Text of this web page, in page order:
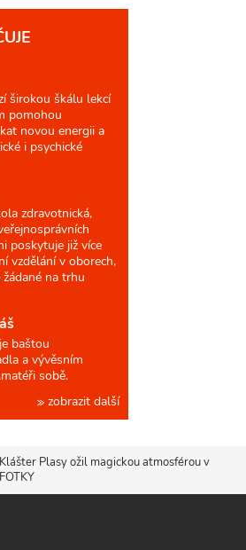
širokou škálu lekcí
pomohou
novou energii a
i psychické
zdravotnická,
poskytuje již více
vzdělání v oborech,
na trhu
baštou
a vývěsním
sobě.
zobrazit další
Klášter Plasy ožil magickou atmosférou v